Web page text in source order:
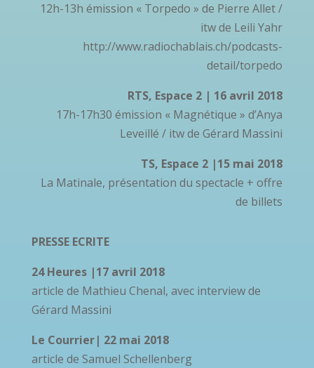
12h-13h émission « Torpedo » de Pierre Allet /
itw de Leili Yahr
http://www.radiochablais.ch/podcasts-
detail/torpedo
RTS, Espace 2 | 16 avril 2018
17h-17h30 émission « Magnétique » d’Anya
Leveillé / itw de Gérard Massini
TS, Espace 2 |15 mai 2018
La Matinale, présentation du spectacle + offre
de billets
PRESSE ECRITE
24 Heures |17 avril 2018
article de Mathieu Chenal, avec interview de
Gérard Massini
Le Courrier| 22 mai 2018
article de Samuel Schellenberg